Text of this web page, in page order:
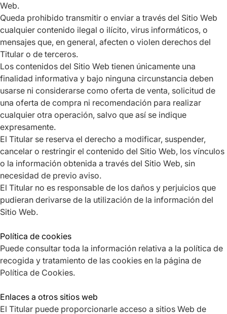
Web.
Queda prohibido transmitir o enviar a través del Sitio Web
cualquier contenido ilegal o ilícito, virus informáticos, o
mensajes que, en general, afecten o violen derechos del
Titular o de terceros.
Los contenidos del Sitio Web tienen únicamente una
finalidad informativa y bajo ninguna circunstancia deben
usarse ni considerarse como oferta de venta, solicitud de
una oferta de compra ni recomendación para realizar
cualquier otra operación, salvo que así se indique
expresamente.
El Titular se reserva el derecho a modificar, suspender,
cancelar o restringir el contenido del Sitio Web, los vínculos
o la información obtenida a través del Sitio Web, sin
necesidad de previo aviso.
El Titular no es responsable de los daños y perjuicios que
pudieran derivarse de la utilización de la información del
Sitio Web.
Política de cookies
Puede consultar toda la información relativa a la política de
recogida y tratamiento de las cookies en la página de
Política de Cookies.
Enlaces a otros sitios web
El Titular puede proporcionarle acceso a sitios Web de